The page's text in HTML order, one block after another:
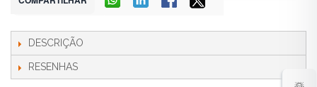
DESCRIÇÃO
RESENHAS